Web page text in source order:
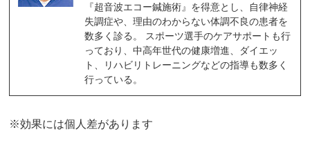
『超音波エコー鍼施術』を得意とし、自律神経
失調症や、理由のわからない体調不良の患者を
数多く診る。 スポーツ選手のケアサポートも行
っており、中高年世代の健康増進、ダイエッ
ト、リハビリトレーニングなどの指導も数多く
行っている。
※効果には個人差があります